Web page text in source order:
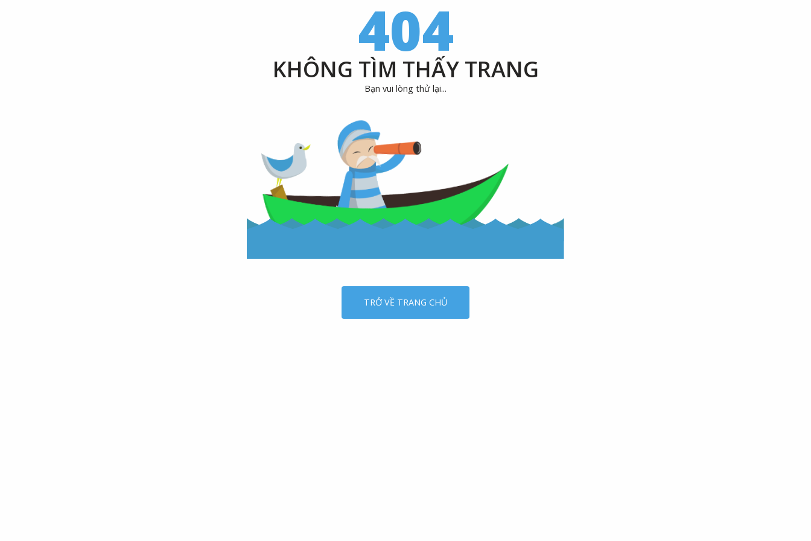
404
KHÔNG TÌM THẤY TRANG
Bạn vui lòng thử lại...
TRỞ VỀ TRANG CHỦ